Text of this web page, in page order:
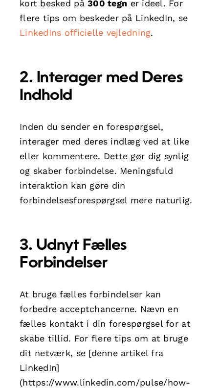
kort besked på300 tegn er ideel. For
flere tips om beskeder på LinkedIn, se
LinkedIns officielle vejledning.
2. Interager med Deres
Indhold
Inden du sender en forespørgsel,
interager med deres indlæg ved at like
eller kommentere. Dette gør dig synlig
og skaber forbindelse. Meningsfuld
interaktion kan gøre din
forbindelsesforespørgsel mere naturlig.
3. Udnyt Fælles
Forbindelser
At bruge fælles forbindelser kan
forbedre acceptchancerne. Nævn en
fælles kontakt i din forespørgsel for at
skabe tillid. For flere tips om at bruge
dit netværk, se [denne artikel fra
LinkedIn]
(https://www.linkedin.com/pulse/how-